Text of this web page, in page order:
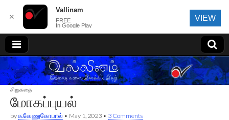
வல்லினம்
சிறுகதை
மோகப்புயல்
byசு.வேணுகோபால் • May 1, 2023 • 3 Comments
✕
Vallinam
FREE
In Google Play
VIEW